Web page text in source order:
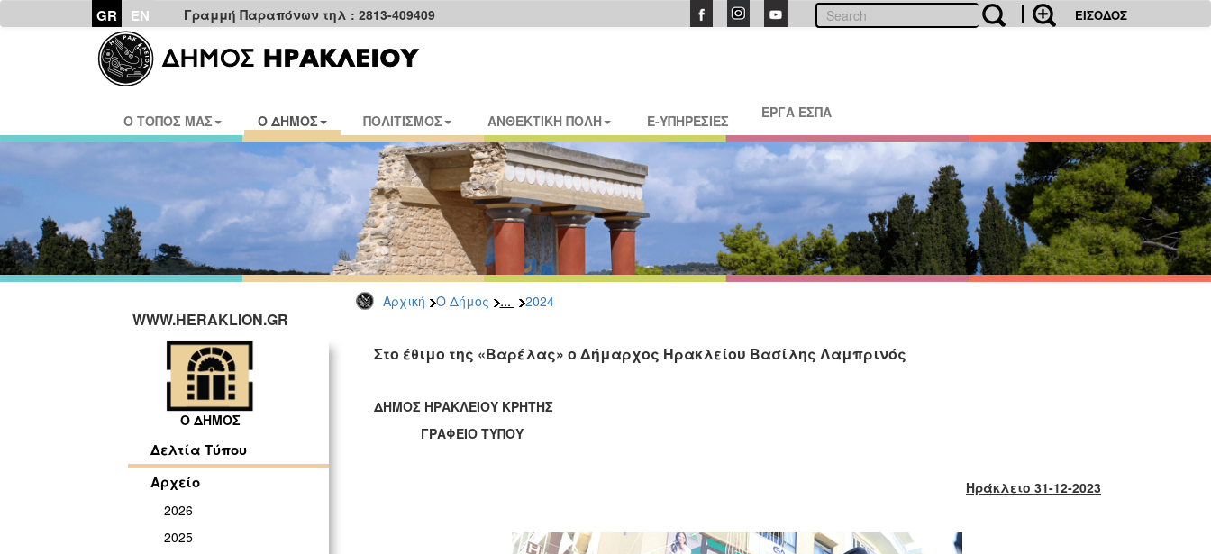
GR EN Γραμμή Παραπόνων τηλ : 2813-409409 ΕΙΣΟΔΟΣ
Ο ΤΟΠΟΣ ΜΑΣ Ο ΔΗΜΟΣ ΠΟΛΙΤΙΣΜΟΣ ΑΝΘΕΚΤΙΚΗ ΠΟΛΗ E-ΥΠΗΡΕΣΙΕΣ ΕΡΓΑ ΕΣΠΑ
Αρχική Ο Δήμος ... 2024
WWW.HERAKLION.GR
Ο ΔΗΜΟΣ
Δελτία Τύπου
Αρχείο
2026
2025
Στο έθιμο της «Βαρέλας» ο Δήμαρχος Ηρακλείου Βασίλης Λαμπρινός
ΔΗΜΟΣ ΗΡΑΚΛΕΙΟΥ ΚΡΗΤΗΣ
ΓΡΑΦΕΙΟ ΤΥΠΟΥ
Ηράκλειο 31-12-2023